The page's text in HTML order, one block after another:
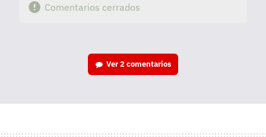
Comentarios cerrados
Ver2 comentarios